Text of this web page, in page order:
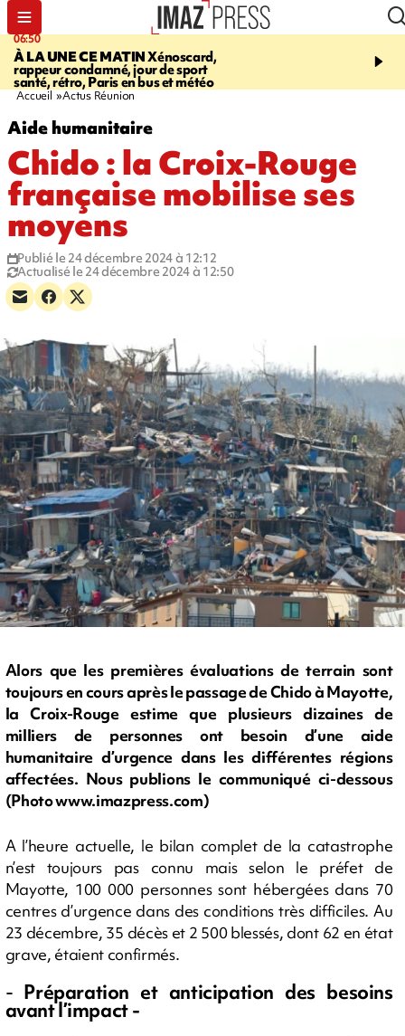
06:50
À LA UNE CE MATINXénoscard,
rappeur condamné, jour de sport
santé, rétro, Paris en bus et météo
08:53
Jour de
2026 - bouger,
Accueil Actus Réunion
Aide humanitaire
Chido : la Croix-Rouge
française mobilise ses
moyens
Publié le 24 décembre 2024 à 12:12
Actualisé le 24 décembre 2024 à 12:50
Alors que les premières évaluations de terrain sont
toujours en cours après le passage de Chido à Mayotte,
la Croix-Rouge estime que plusieurs dizaines de
milliers de personnes ont besoin d’une aide
humanitaire d’urgence dans les différentes régions
affectées. Nous publions le communiqué ci-dessous
(Photo www.imazpress.com)
A l’heure actuelle, le bilan complet de la catastrophe
n’est toujours pas connu mais selon le préfet de
Mayotte, 100 000 personnes sont hébergées dans 70
centres d’urgence dans des conditions très difficiles. Au
23 décembre, 35 décès et 2 500 blessés, dont 62 en état
grave, étaient confirmés.
- Préparation et anticipation des besoins
avant l’impact -